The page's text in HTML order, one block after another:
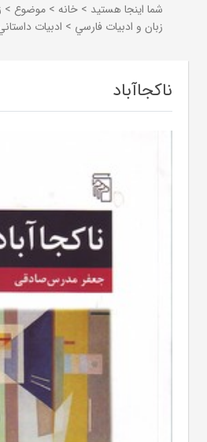
شما اینجا هستید > خانه > موضوع >
زبان و ادبيات فارسي > ادبيات
ناکجاآباد